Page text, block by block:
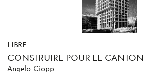
LIBRE
CONSTRUIRE POUR LE CANTON
Angelo Cioppi